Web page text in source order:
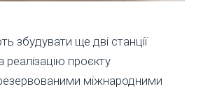
збудувати ще дві станції
проєкту
міжнародними